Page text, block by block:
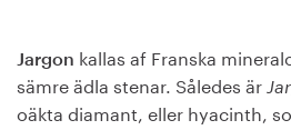
Jargon kallas af Franska
sämre ädla stenar. Således är
oäkta diamant, eller hyacinth,